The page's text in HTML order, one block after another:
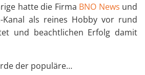
hatte die Firma BNO News und
Kanal als reines Hobby vor rund
und beachtlichen Erfolg damit
der populäre…